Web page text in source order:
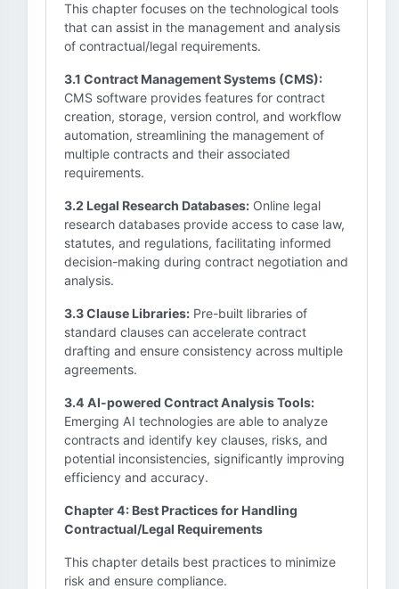
This chapter focuses on the technological tools
that can assist in the management and analysis
of contractual/legal requirements.
3.1 Contract Management Systems (CMS):
CMS software provides features for contract
creation, storage, version control, and workflow
automation, streamlining the management of
multiple contracts and their associated
requirements.
3.2 Legal Research Databases: Online legal
research databases provide access to case law,
statutes, and regulations, facilitating informed
decision-making during contract negotiation and
analysis.
3.3 Clause Libraries: Pre-built libraries of
standard clauses can accelerate contract
drafting and ensure consistency across multiple
agreements.
3.4 AI-powered Contract Analysis Tools:
Emerging AI technologies are able to analyze
contracts and identify key clauses, risks, and
potential inconsistencies, significantly improving
efficiency and accuracy.
Chapter 4: Best Practices for Handling
Contractual/Legal Requirements
This chapter details best practices to minimize
risk and ensure compliance.